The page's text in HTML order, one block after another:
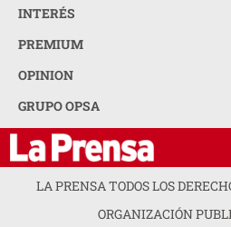
INTERÉS
PREMIUM
OPINION
GRUPO OPSA
LA PRENSA TODOS LOS
ORGANIZACIÓN